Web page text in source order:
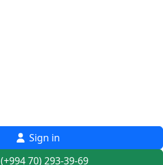
Sign in
(+994 70) 293-39-69